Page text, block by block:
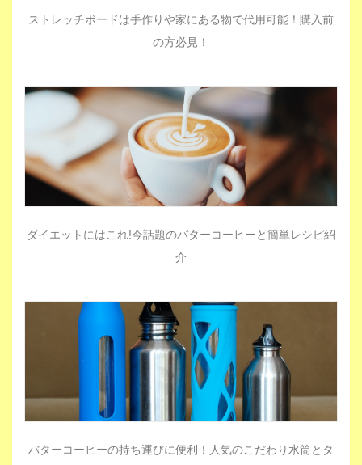
ストレッチボードは手作りや家にある物で代用可能！購入前
の方必見！
ダイエットにはこれ!今話題のバターコーヒーと簡単レシピ紹
介
バターコーヒーの持ち運びに便利！人気のこだわり水筒とタ